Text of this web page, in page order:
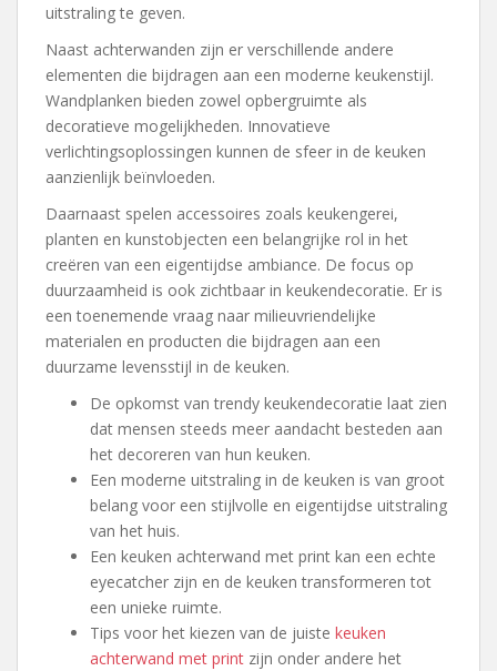
uitstraling te geven.
Naast achterwanden zijn er verschillende andere
elementen die bijdragen aan een moderne keukenstijl.
Wandplanken bieden zowel opbergruimte als
decoratieve mogelijkheden. Innovatieve
verlichtingsoplossingen kunnen de sfeer in de keuken
aanzienlijk beïnvloeden.
Daarnaast spelen accessoires zoals keukengerei,
planten en kunstobjecten een belangrijke rol in het
creëren van een eigentijdse ambiance. De focus op
duurzaamheid is ook zichtbaar in keukendecoratie. Er is
een toenemende vraag naar milieuvriendelijke
materialen en producten die bijdragen aan een
duurzame levensstijl in de keuken.
De opkomst van trendy keukendecoratie laat zien
dat mensen steeds meer aandacht besteden aan
het decoreren van hun keuken.
Een moderne uitstraling in de keuken is van groot
belang voor een stijlvolle en eigentijdse uitstraling
van het huis.
Een keuken achterwand met print kan een echte
eyecatcher zijn en de keuken transformeren tot
een unieke ruimte.
Tips voor het kiezen van de juiste keuken
achterwand met print zijn onder andere het